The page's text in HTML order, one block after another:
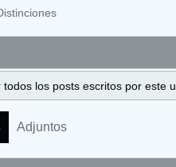
los posts escritos por este
Adjuntos